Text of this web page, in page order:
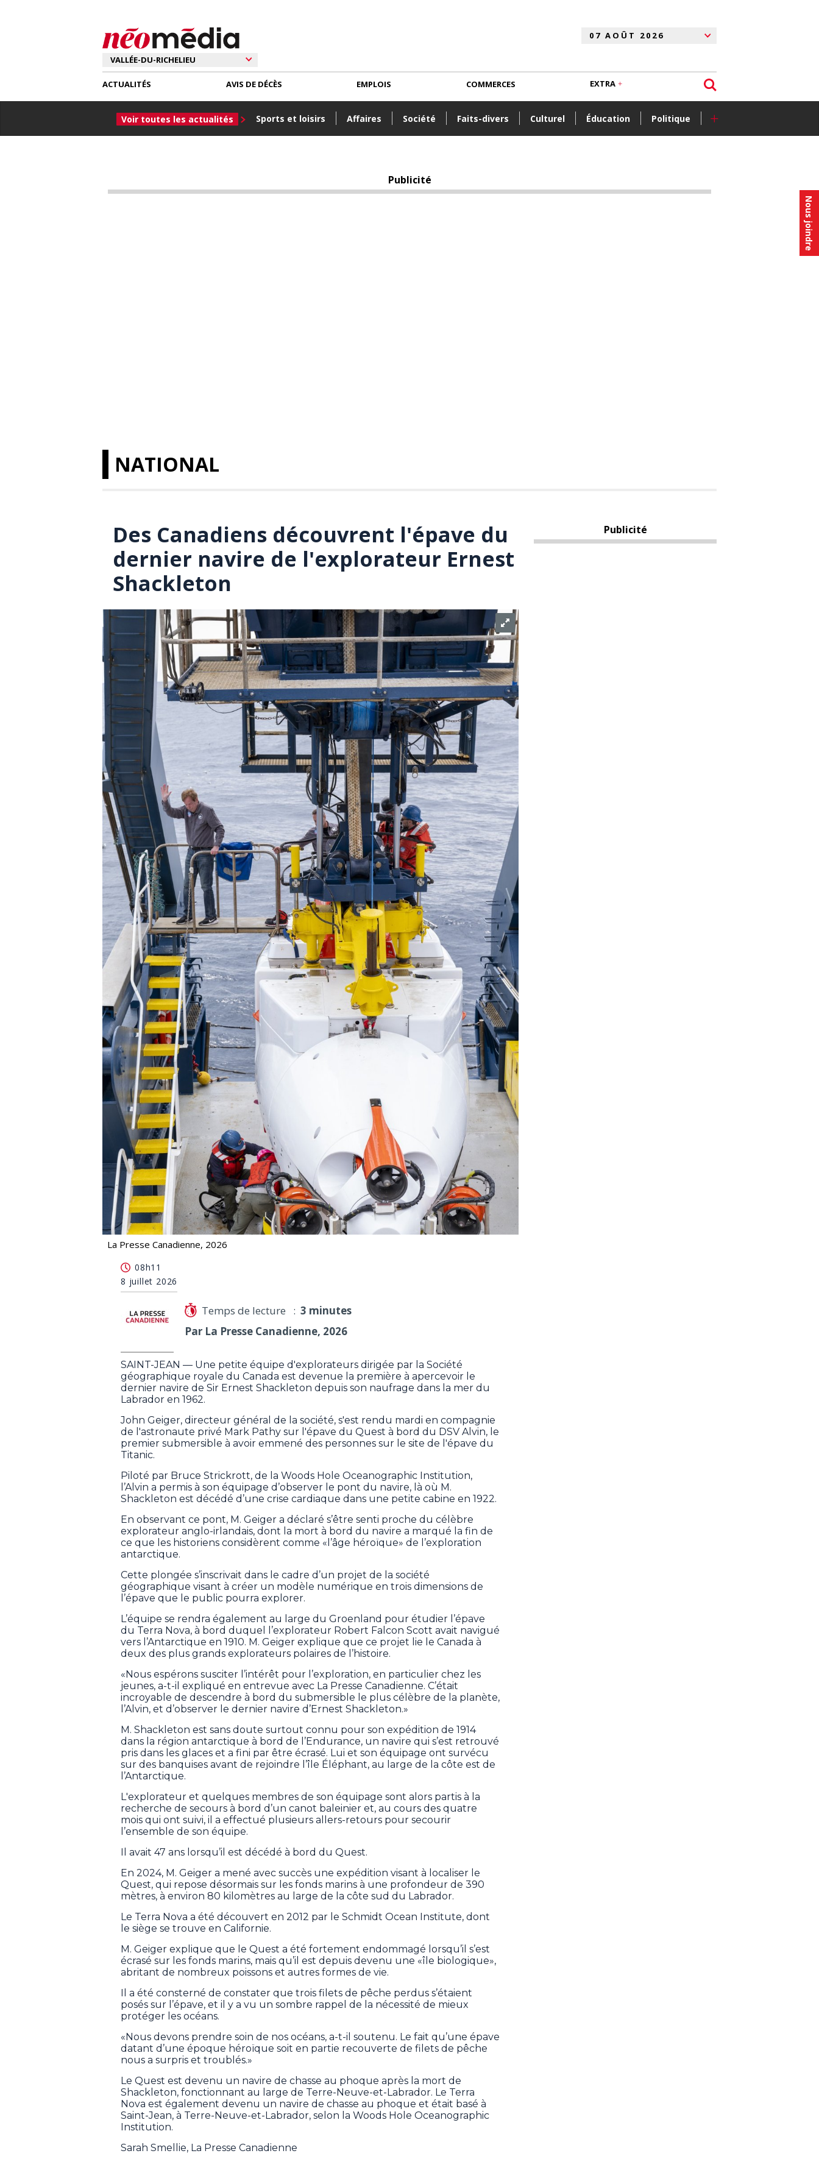
Nous joindre
ACTUALITÉS
Voir toutes les actualités Sports et loisirs Affaires Société Faits-divers Culturel Éducation Politique +
AVIS DE DÉCÈS EMPLOIS COMMERCES EXTRA
Publicité
NATIONAL
Des Canadiens découvrent l'épave du
dernier navire de l'explorateur Ernest
Shackleton
La Presse Canadienne, 2026
08h11
8 juillet 2026
Temps de lecture : 3 minutes
Par La Presse Canadienne, 2026
SAINT-JEAN — Une petite équipe d'explorateurs dirigée par la Société
géographique royale du Canada est devenue la première à apercevoir le
dernier navire de Sir Ernest Shackleton depuis son naufrage dans la mer du
Labrador en 1962.
John Geiger, directeur général de la société, s'est rendu mardi en compagnie
de l'astronaute privé Mark Pathy sur l'épave du Quest à bord du DSV Alvin, le
premier submersible à avoir emmené des personnes sur le site de l'épave du
Titanic.
Piloté par Bruce Strickrott, de la Woods Hole Oceanographic Institution,
l’Alvin a permis à son équipage d’observer le pont du navire, là où M.
Shackleton est décédé d’une crise cardiaque dans une petite cabine en 1922.
En observant ce pont, M. Geiger a déclaré s’être senti proche du célèbre
explorateur anglo-irlandais, dont la mort à bord du navire a marqué la fin de
ce que les historiens considèrent comme «l’âge héroïque» de l’exploration
antarctique.
Cette plongée s’inscrivait dans le cadre d’un projet de la société
géographique visant à créer un modèle numérique en trois dimensions de
l’épave que le public pourra explorer.
L’équipe se rendra également au large du Groenland pour étudier l’épave
du Terra Nova, à bord duquel l’explorateur Robert Falcon Scott avait navigué
vers l’Antarctique en 1910. M. Geiger explique que ce projet lie le Canada à
deux des plus grands explorateurs polaires de l’histoire.
«Nous espérons susciter l’intérêt pour l’exploration, en particulier chez les
jeunes, a-t-il expliqué en entrevue avec La Presse Canadienne. C’était
incroyable de descendre à bord du submersible le plus célèbre de la planète,
l’Alvin, et d’observer le dernier navire d’Ernest Shackleton.»
M. Shackleton est sans doute surtout connu pour son expédition de 1914
dans la région antarctique à bord de l’Endurance, un navire qui s’est retrouvé
pris dans les glaces et a fini par être écrasé. Lui et son équipage ont survécu
sur des banquises avant de rejoindre l’île Éléphant, au large de la côte est de
l’Antarctique.
L'explorateur et quelques membres de son équipage sont alors partis à la
recherche de secours à bord d’un canot baleinier et, au cours des quatre
mois qui ont suivi, il a effectué plusieurs allers-retours pour secourir
l’ensemble de son équipe.
Il avait 47 ans lorsqu’il est décédé à bord du Quest.
En 2024, M. Geiger a mené avec succès une expédition visant à localiser le
Quest, qui repose désormais sur les fonds marins à une profondeur de 390
mètres, à environ 80 kilomètres au large de la côte sud du Labrador.
Le Terra Nova a été découvert en 2012 par le Schmidt Ocean Institute, dont
le siège se trouve en Californie.
M. Geiger explique que le Quest a été fortement endommagé lorsqu’il s’est
écrasé sur les fonds marins, mais qu’il est depuis devenu une «île biologique»,
abritant de nombreux poissons et autres formes de vie.
Il a été consterné de constater que trois filets de pêche perdus s’étaient
posés sur l’épave, et il y a vu un sombre rappel de la nécessité de mieux
protéger les océans.
«Nous devons prendre soin de nos océans, a-t-il soutenu. Le fait qu’une épave
datant d’une époque héroïque soit en partie recouverte de filets de pêche
nous a surpris et troublés.»
Le Quest est devenu un navire de chasse au phoque après la mort de
Shackleton, fonctionnant au large de Terre-Neuve-et-Labrador. Le Terra
Nova est également devenu un navire de chasse au phoque et était basé à
Saint-Jean, à Terre-Neuve-et-Labrador, selon la Woods Hole Oceanographic
Institution.
Sarah Smellie, La Presse Canadienne
Publicité